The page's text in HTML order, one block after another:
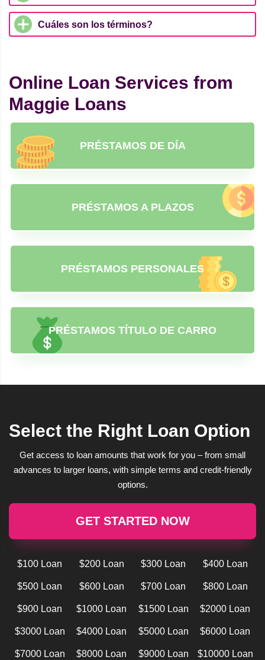
Cuáles son los términos?
Online Loan Services from
Maggie Loans
PRÉSTAMOS DE DÍA
PRÉSTAMOS A PLAZOS
PRÉSTAMOS PERSONALES
PRÉSTAMOS TÍTULO DE CARRO
Select the Right Loan Option
Get access to loan amounts that work for you – from small
advances to larger loans, with simple terms and credit-friendly
options.
GET STARTED NOW
$100 Loan $200 Loan $300 Loan $400 Loan
$500 Loan $600 Loan $700 Loan $800 Loan
$900 Loan $1000 Loan $1500 Loan $2000 Loan
$3000 Loan $4000 Loan $5000 Loan $6000 Loan
$7000 Loan $8000 Loan $9000 Loan $10000 Loan